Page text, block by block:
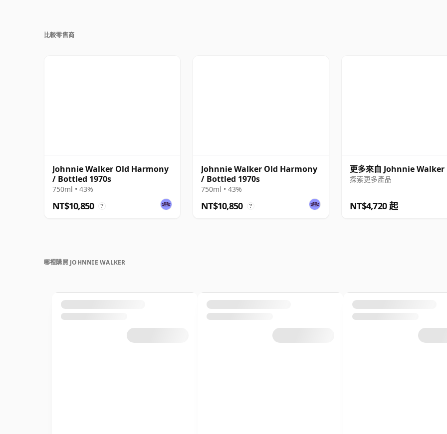
比較零售商
Johnnie Walker Old Harmony
/ Bottled 1970s
750ml • 43%
NT$10,850 ?
Johnnie Walker Old Harmony
/ Bottled 1970s
750ml • 43%
NT$10,850 ?
更多來自 Johnnie Walker
探索更多產品
NT$4,720 起
哪裡購買 JOHNNIE WALKER